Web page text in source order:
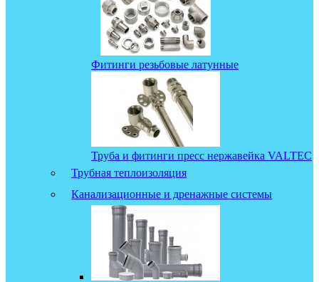
Фитинги резьбовые латунные
Труба и фитинги пресс нержавейка VALTEC
Трубная теплоизоляция
Канализационные и дренажные системы